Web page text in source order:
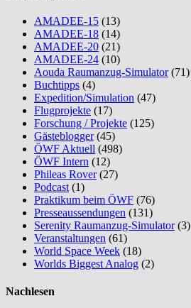
AMADEE-15 (13)
AMADEE-18 (14)
AMADEE-20 (21)
AMADEE-24 (10)
Aouda Raumanzug-Simulator(71)
Buchtipps (4)
Expedition/Simulation (47)
Flugprojekte (17)
Forschung / Projekte (125)
Gästeblogger(45)
ÖWF Aktuell (498)
ÖWF Intern (12)
Phileas Rover(27)
Podcast (1)
Praktikum beim ÖWF (76)
Presseaussendungen (131)
Serenity Raumanzug-Simulator(3)
Veranstaltungen (61)
World Space Week (18)
Worlds Biggest Analog (2)
Nachlesen